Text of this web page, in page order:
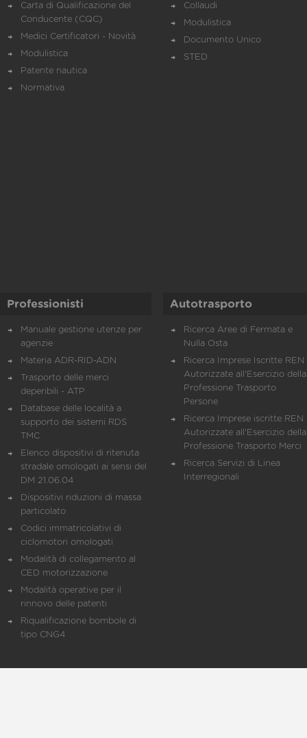
Carta di Qualificazione del
Conducente (CQC)
Medici Certificatori - Novità
Modulistica
Patente nautica
Normativa
Collaudi
Modulistica
Documento Unico
STED
Professionisti
Manuale gestione utenze per
agenzie
Materia ADR-RID-ADN
Trasporto delle merci
deperibili - ATP
Database delle località a
supporto dei sistemi RDS
TMC
Elenco dispositivi di ritenuta
stradale omologati ai sensi del
DM 21.06.04
Dispositivi riduzioni di massa
particolato
Codici immatricolativi di
ciclomotori omologati
Modalità di collegamento al
CED motorizzazione
Modalità operative per il
rinnovo delle patenti
Riqualificazione bombole di
tipo CNG4
Autotrasporto
Ricerca Aree di Fermata e
Nulla Osta
Ricerca Imprese Iscritte REN
Autorizzate all'Esercizio della
Professione Trasporto
Persone
Ricerca Imprese iscritte REN
Autorizzate all'Esercizio della
Professione Trasporto Merci
Ricerca Servizi di Linea
Interregionali